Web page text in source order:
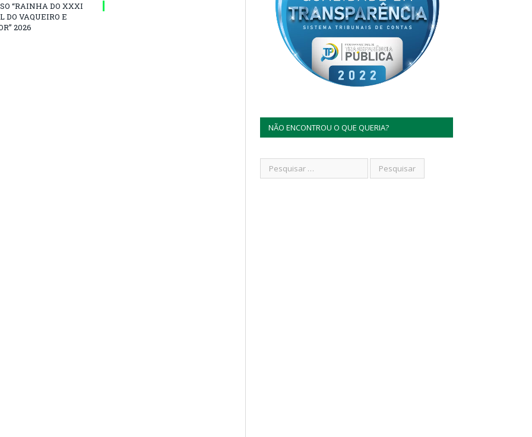
“RAINHA DO XXXI
DO VAQUEIRO E
2026
NÃO ENCONTROU O QUE QUERIA?